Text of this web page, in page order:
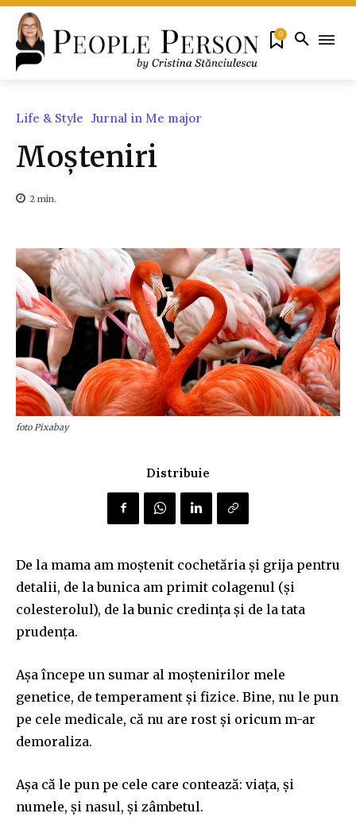
0
Life & Style Jurnal in Me major
Moșteniri
2 min.
foto Pixabay
Distribuie
De la mama am moștenit cochetăria și grija pentru
detalii, de la bunica am primit colagenul (și
colesterolul), de la bunic credința și de la tata
prudența.
Așa începe un sumar al moștenirilor mele
genetice, de temperament și fizice. Bine, nu le pun
pe cele medicale, că nu are rost și oricum m-ar
demoraliza.
Așa că le pun pe cele care contează: viața, și
numele, și nasul, și zâmbetul.